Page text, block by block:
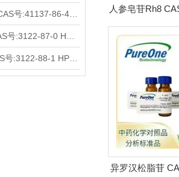
人参皂苷Rh8
8
异罗汉松脂苷